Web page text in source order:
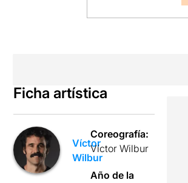
Ficha artística
Víctor
Wilbur
Coreografía:
Víctor Wilbur
Año de la